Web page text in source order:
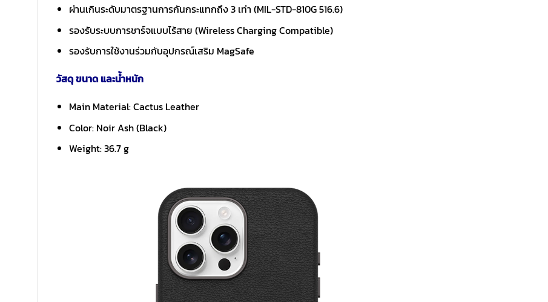
ผ่านเกินระดับมาตรฐานการกันกระแทกถึง 3 เท่า (MIL-STD-810G 516.6)
รองรับระบบการชาร์จแบบไร้สาย (Wireless Charging Compatible)
รองรับการใช้งานร่วมกับอุปกรณ์เสริม MagSafe
วัสดุ ขนาด และน้ำหนัก
Main Material: Cactus Leather
Color: Noir Ash (Black)
Weight: 36.7 g